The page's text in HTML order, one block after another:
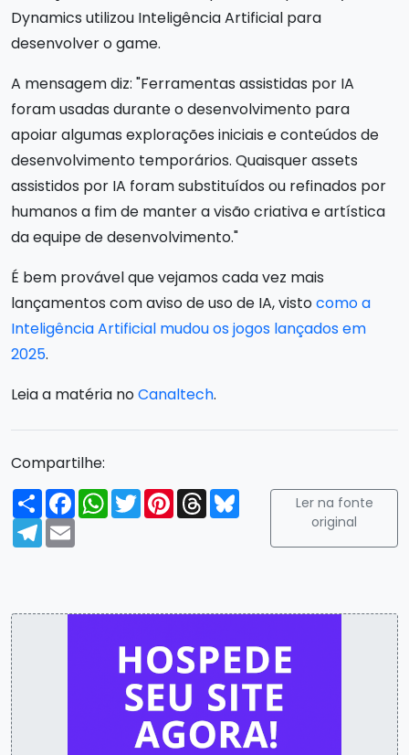
Dynamics utilizou Inteligência Artificial para
desenvolver o game.
A mensagem diz: "Ferramentas assistidas por IA
foram usadas durante o desenvolvimento para
apoiar algumas explorações iniciais e conteúdos de
desenvolvimento temporários. Quaisquer assets
assistidos por IA foram substituídos ou refinados por
humanos a fim de manter a visão criativa e artística
da equipe de desenvolvimento."
É bem provável que vejamos cada vez mais
lançamentos com aviso de uso de IA, vistocomo a
Inteligência Artificial mudou os jogos lançados em
2025.
Leia a matéria noCanaltech.
Compartilhe:
Compartilhar
FacebookWhatsApp
TwitterPinterest
ThreadsBluesky
Telegram
Email
Ler na fonte
original